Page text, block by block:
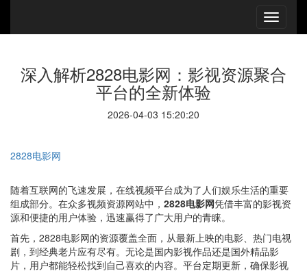
深入解析2828电影网：影视资源聚合
平台的全新体验
2026-04-03 15:20:20
2828电影网
随着互联网的飞速发展，在线视频平台成为了人们娱乐生活的重要
组成部分。在众多视频资源网站中， 2828电影网凭借丰富的影视资
源和便捷的用户体验，迅速赢得了广大用户的青睐。
首先，2828电影网的资源覆盖全面，从最新上映的电影、热门电视
剧，到经典老片应有尽有。无论是国内影视作品还是国外精品影
片，用户都能轻松找到自己喜欢的内容。平台定期更新，确保影视